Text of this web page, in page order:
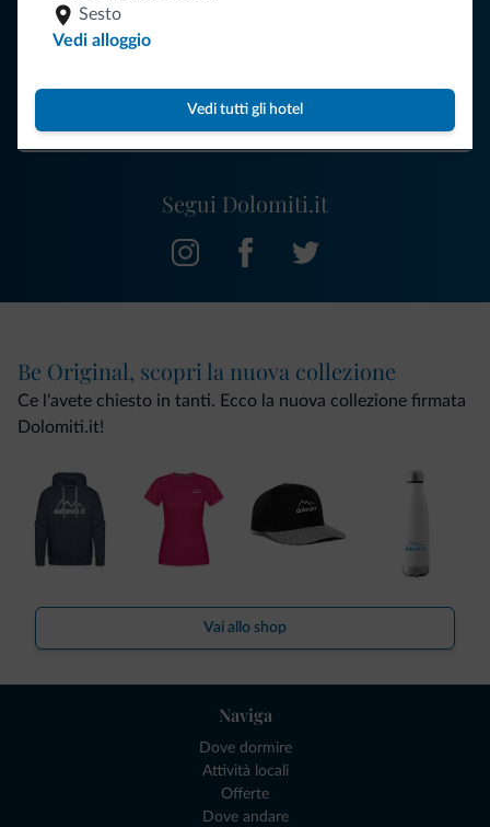
Sesto
Vedi alloggio
Vedi tutti gli hotel
Segui Dolomiti.it
Riceverai informazioni, offerte esclusive e news per la tua
ISCRIVITI ALLA NEWSLETTER
Be Original, scopri la nuova collezione
Ce l'avete chiesto in tanti. Ecco la nuova collezione firmata
Dolomiti.it!
Vai allo shop
Naviga
Dove dormire
Attività locali
Offerte
Dove andare